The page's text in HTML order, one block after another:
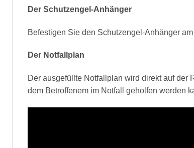
Der Schutzengel-Anhänger
Befestigen Sie den Schutzengel-Anhänger
Der Notfallplan
Der ausgefüllte Notfallplan wird direkt auf der
dem Betroffenem im Notfall geholfen werden